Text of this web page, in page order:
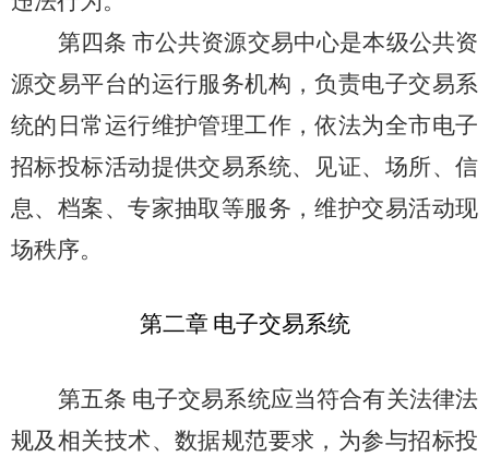
第四条 市公共资源交易中心是本级公共资
源交易平台的运行服务机构，负责电子交易系
统的日常运行维护管理工作，依法为全市电子
招标投标活动提供交易系统、见证、场所、信
息、档案、专家抽取等服务，维护交易活动现
场秩序。
第二章 电子交易系统
第五条 电子交易系统应当符合有关法律法
规及相关技术、数据规范要求，为参与招标投